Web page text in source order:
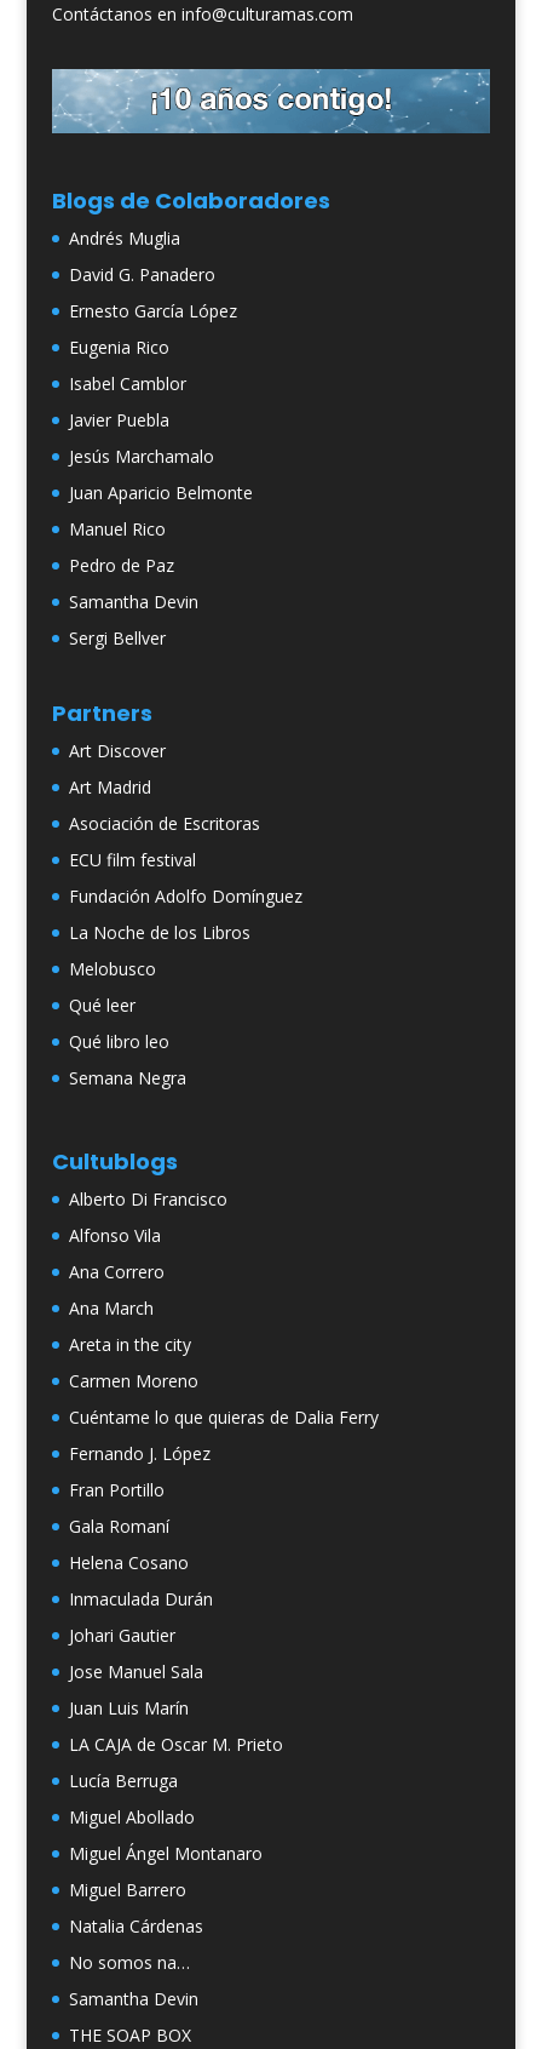
Contáctanos en info@culturamas.com
Blogs de Colaboradores
Andrés Muglia
David G. Panadero
Ernesto García López
Eugenia Rico
Isabel Camblor
Javier Puebla
Jesús Marchamalo
Juan Aparicio Belmonte
Manuel Rico
Pedro de Paz
Samantha Devin
Sergi Bellver
Partners
Art Discover
Art Madrid
Asociación de Escritoras
ECU film festival
Fundación Adolfo Domínguez
La Noche de los Libros
Melobusco
Qué leer
Qué libro leo
Semana Negra
Cultublogs
Alberto Di Francisco
Alfonso Vila
Ana Correro
Ana March
Areta in the city
Carmen Moreno
Cuéntame lo que quieras de Dalia Ferry
Fernando J. López
Fran Portillo
Gala Romaní
Helena Cosano
Inmaculada Durán
Johari Gautier
Jose Manuel Sala
Juan Luis Marín
LA CAJA de Oscar M. Prieto
Lucía Berruga
Miguel Abollado
Miguel Ángel Montanaro
Miguel Barrero
Natalia Cárdenas
No somos na…
Samantha Devin
THE SOAP BOX